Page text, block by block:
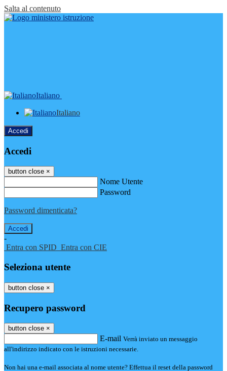
Salta al contenuto
Italiano
Italiano
Accedi
Accedi
button close ×
Nome Utente
Password
Password dimenticata?
-
Entra con SPID Entra con CIE
Seleziona utente
button close ×
Recupero password
button close ×
E-mail Verrà inviato un messaggio
all'indirizzo indicato con le istruzioni necessarie.
Non hai una e-mail associata al nome utente? Effettua il reset della password